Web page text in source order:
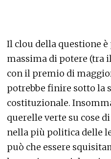
Il clou della questione
massima di potere (tra
con il premio di
potrebbe finire sotto la
costituzionale.
querelle verte su cose
nella più politica delle
può che essere